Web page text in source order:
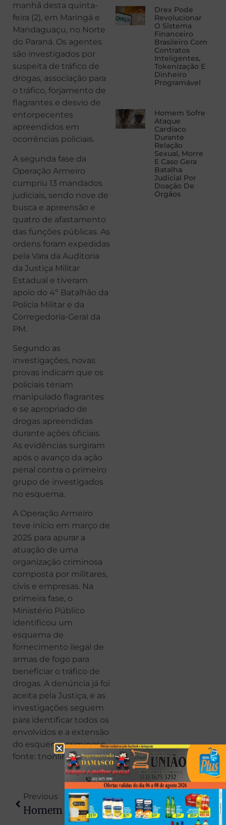
manhã desta quinta-
feira (2), em Maringá e
Mandaguaçu, no Norte
do Paraná. Os agentes
são investigados por
suspeita de tráfico de
drogas, associação para
o tráfico, forjamento de
flagrantes e desvio de
entorpecentes
apreendidos em
ocorrências policiais.
A segunda fase da
Operação Armeiro
cumpriu 13 mandados
judiciais, sendo nove de
busca e apreensão e
quatro de afastamento
das funções públicas. As
ordens foram expedidas
pela Vara da Auditoria
da Justiça Militar
Estadual e tiveram
apoio do 4º Batalhão da
Polícia Militar e da
Corregedoria-Geral da
PM.
Segundo as
investigações, novas
provas indicam que os
policiais teriam
manipulado flagrantes
e se apropriado de
drogas apreendidas
durante ações oficiais.
As evidências surgiram
após o avanço da ação
penal contra o primeiro
grupo de investigados
no esquema.
A Operação Armeiro
teve início em março de
2025 para apurar a
atuação de uma
organização criminosa
composta por militares,
civis e empresas. Na
primeira fase, o
Ministério Público
identificou um
esquema de
fornecimento ilegal de
armas de fogo para
beneficiar o tráfico de
drogas. A denúncia já foi
aceita pela Justiça, e as
investigações seguem
para identificar todos os
envolvidos e a extensão
do esquema criminoso.
fonte: tnonline
Drex Pode
Revolucionar
O Sistema
Financeiro
Brasileiro Com
Contratos
Inteligentes,
Tokenização E
Dinheiro
Programável
Homem Sofre
Ataque
Cardíaco
Durante
Relação
Sexual, Morre
E Caso Gera
Batalha
Judicial Por
Doação De
Órgãos
Previous
Homem É Encontrado Morto Com Marcas De Facadas Nos Fundos De Chácara Em Marialva
Next
Como Conversar Com Alguém Que Está Passando Por Sofrimento Emocional